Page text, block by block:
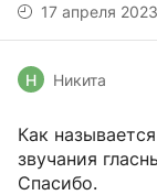
17 апреля 2023
Н Никита
Как
звучания
Спасибо.